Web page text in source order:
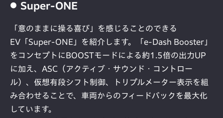
Super-ONE
「意のままに操る喜び」を感じることのできる
EV「Super-ONE」を紹介します。「e-Dash Booster」
をコンセプトにBOOSTモードによる約1.5倍の出力UP
に加え、ASC（アクティブ・サウンド・コントロー
ル）、仮想有段シフト制御、トリプルメーター表示を組
み合わせることで、車両からのフィードバックを最大化
しています。